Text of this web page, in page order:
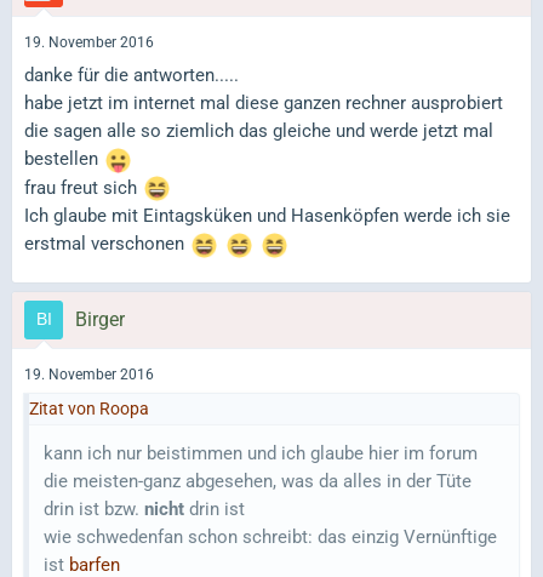
19. November 2016
danke für die antworten.....
habe jetzt im internet mal diese ganzen rechner ausprobiert
die sagen alle so ziemlich das gleiche und werde jetzt mal
bestellen
frau freut sich
Ich glaube mit Eintagsküken und Hasenköpfen werde ich sie
erstmal verschonen
Birger
19. November 2016
Zitat von Roopa
kann ich nur beistimmen und ich glaube hier im forum
die meisten-ganz abgesehen, was da alles in der Tüte
drin ist bzw. nicht drin ist
wie schwedenfan schon schreibt: das einzig Vernünftige
ist barfen